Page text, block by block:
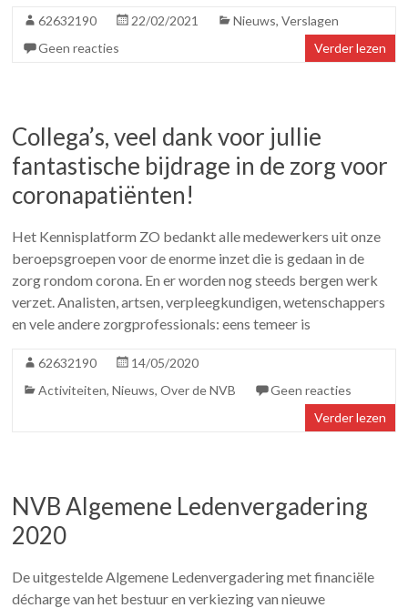
62632190 22/02/2021 Nieuws,Verslagen
Geen reacties
Verder lezen
Collega’s, veel dank voor jullie
fantastische bijdrage in de zorg voor
coronapatiënten!
Het Kennisplatform ZO bedankt alle medewerkers uit onze
beroepsgroepen voor de enorme inzet die is gedaan in de
zorg rondom corona. En er worden nog steeds bergen werk
verzet. Analisten, artsen, verpleegkundigen, wetenschappers
en vele andere zorgprofessionals: eens temeer is
62632190
14/05/2020
Activiteiten,Nieuws,Over de NVB
Geen reacties
Verder lezen
NVB Algemene Ledenvergadering
2020
De uitgestelde Algemene Ledenvergadering met financiële
décharge van het bestuur en verkiezing van nieuwe